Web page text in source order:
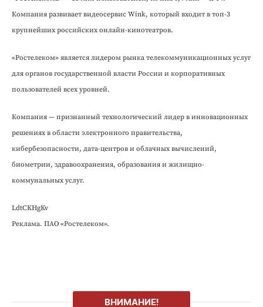
Компания развивает видеосервис Wink, который входит в топ-3
крупнейших российских онлайн-кинотеатров.
«Ростелеком» является лидером рынка телекоммуникационных услуг
для органов государственной власти России и корпоративных
пользователей всех уровней.
Компания — признанный технологический лидер в инновационных
решениях в области электронного правительства,
кибербезопасности, дата-центров и облачных вычислений,
биометрии, здравоохранения, образования и жилищно-
коммунальных услуг.
LdtCKHgKv
Реклама. ПАО «Ростелеком».
ВНИМАНИЕ!